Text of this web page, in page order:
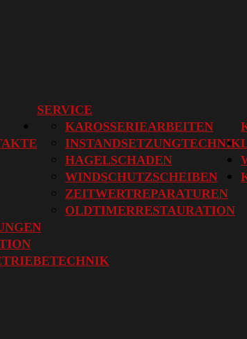
SERVICE
KAROSSERIEARBEITEN
INSTANDSETZUNGTECHNIK
HAGELSCHADEN
WINDSCHUTZSCHEIBEN
ZEITWERTREPARATUREN
OLDTIMERRESTAURATION